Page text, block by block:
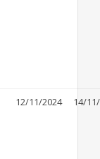
12/11/2024 14/